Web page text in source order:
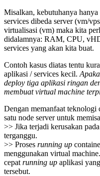
Misalkan, kebutuhanya
services dibeda server (vm/
virtualisasi (vm) maka kita
didalamnya: RAM, CPU,
services yang akan kita buat.
Contoh kasus diatas tentu
aplikasi / services kecil.
deploy tiga aplikasi ringan
membuat virtual machine
Dengan memanfaat
satu node server untuk
>> Jika terjadi kerusakan
terganggu.
>> Proses running up
menggunakan virtual
cepat running up aplikasi
tersebut.